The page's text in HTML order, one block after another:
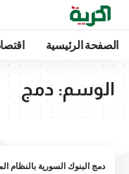
الصفحة الرئيسية
الوسم: دمج
دمج البنوك السورية بالنظام